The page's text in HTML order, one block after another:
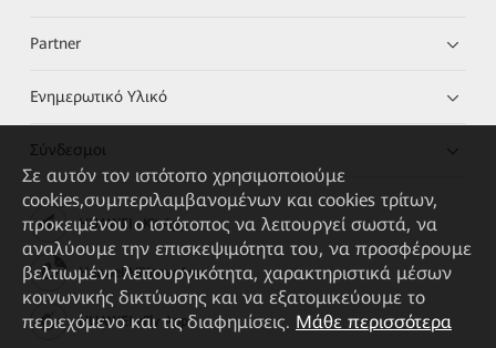
Partner
Ενημερωτικό Υλικό
Σύνδεσμοι
HUAWEI eKit App
Huawei HiKnow App
HUAWEI eFly App
Σε αυτόν τον ιστότοπο χρησιμοποιούμε
cookies,συμπεριλαμβανομένων και cookies τρίτων,
προκειμένου ο ιστότοπος να λειτουργεί σωστά, να
αναλύουμε την επισκεψιμότητα του, να προσφέρουμε
βελτιωμένη λειτουργικότητα, χαρακτηριστικά μέσων
κοινωνικής δικτύωσης και να εξατομικεύουμε το
περιεχόμενο και τις διαφημίσεις. Μάθε περισσότερα